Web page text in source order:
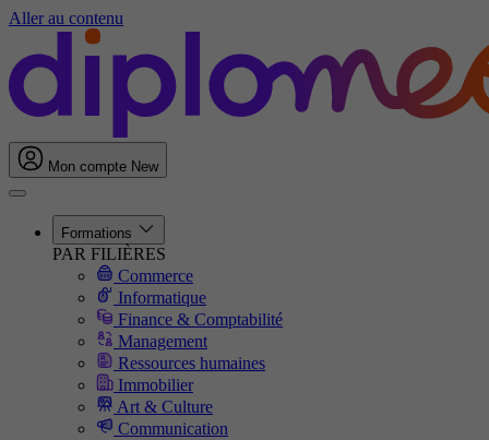
Aller au contenu
Mon compte New
Formations
PAR FILIÈRES
Commerce
Informatique
Finance & Comptabilité
Management
Ressources humaines
Immobilier
Art & Culture
Communication